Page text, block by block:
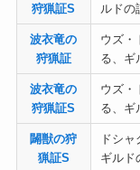
狩猟証S
ルドの
波衣竜の
狩猟証
ウズ・
る、ギ
波衣竜の
狩猟証S
ウズ・
る、ギ
闢獣の狩
猟証S
ドシ
ギルド